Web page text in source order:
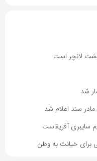
پشت لانچر است
شد
برای خیانت به وطن